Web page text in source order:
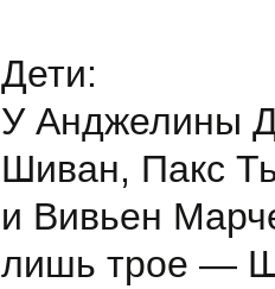
Дети:
У Анджелины
Шиван, Пакс
и Вивьен
лишь трое —